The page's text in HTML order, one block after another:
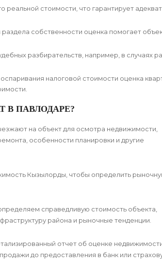
реальной стоимости, что гарантирует
собственности оценка помогает
разбирательств, например, в случаях
налоговой стоимости оценка
ПАВЛОДАРЕ?
на объект для осмотра недвижимости,
особенности планировки и другие
Кызылорды, чтобы определить
справедливую стоимость объекта,
района и рыночные тенденции.
отчет об оценке
до предоставления в банк или